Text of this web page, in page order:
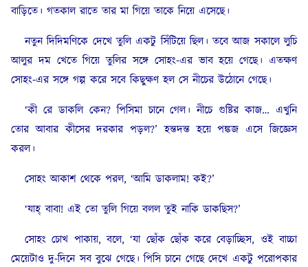
বাড়িতে। গতকাল রাতে তার মা গিয়ে তাকে নিয়ে এসেছে।
নতুন দিদিমণিকে দেখে তুলি একটু সিঁটিয়ে ছিল। তবে আজ সকালে লুচি
আলুর দম খেতে গিয়ে তুলির সঙ্গে সোহং-এর ভাব হয়ে গেছে। এতক্ষণ
সোহং-এর সঙ্গে গল্প করে সবে কিছুক্ষণ হল সে নীচের উঠোনে গেছে।
‘কী রে ডাকলি কেন? পিসিমা চানে গেল। নীচে গুষ্টির কাজ… এখুনি
তোর আবার কীসের দরকার পড়ল?’ হন্তদন্ত হয়ে পঙ্কজ এসে জিজ্ঞেস
করল।
সোহং আকাশ থেকে পরল, ‘আমি ডাকলাম! কই?’
‘যাহ্‌ বাবা! এই তো তুলি গিয়ে বলল তুই নাকি ডাকছিস?’
সোহং চোখ পাকায়, বলে, ‘যা ছোঁক ছোঁক করে বেড়াচ্ছিস, ওই বাচ্চা
মেয়েটাও দু-দিনে সব বুঝে গেছে। পিসি চানে গেছে দেখে একটু পরোপকার